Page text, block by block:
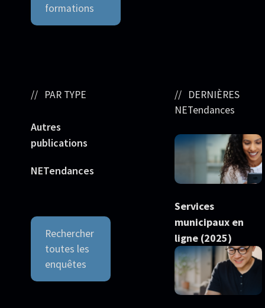
formations
PAR TYPE
Autres
publications
NETendances
Rechercher
toutes les
enquêtes
DERNIÈRES
NETendances
Services
municipaux en
ligne (2025)